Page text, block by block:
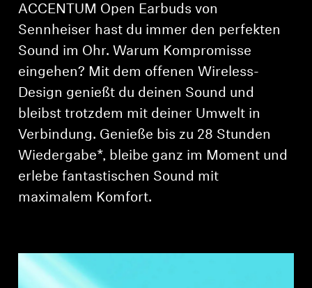
AMBEO entdecken
AMBEO Ersatzteile & Zubehör
Entdecken
Über uns
Innovationen
Support
ACCENTUM Open Earbuds von
Sennheiser hast du immer den perfekten
Sound im Ohr. Warum Kompromisse
eingehen? Mit dem offenen Wireless-
Design genießt du deinen Sound und
bleibst trotzdem mit deiner Umwelt in
Verbindung. Genieße bis zu 28 Stunden
Wiedergabe*, bleibe ganz im Moment und
erlebe fantastischen Sound mit
maximalem Komfort.